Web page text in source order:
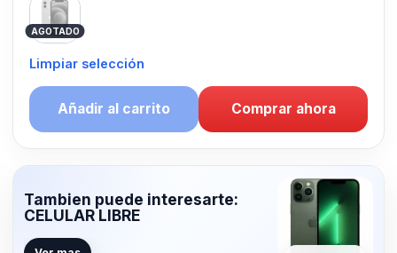
Purple
AGOTADO
Limpiar selección
Añadir al carrito Comprar ahora
Tambien puede interesarte:
CELULAR LIBRE